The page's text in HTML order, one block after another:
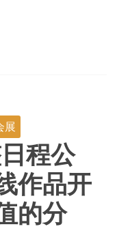
展
日程公
作品开
的分